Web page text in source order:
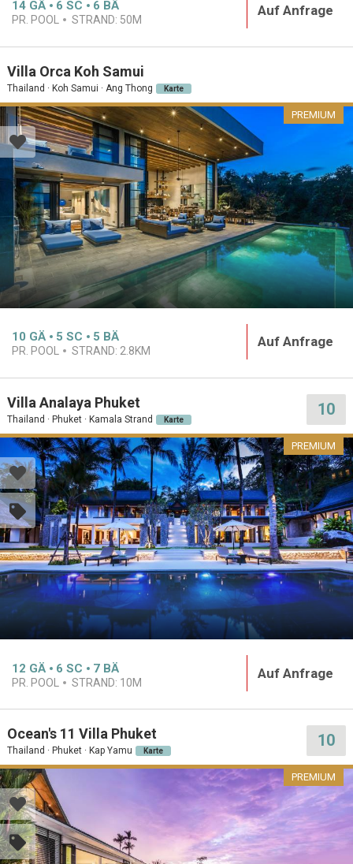
14 GÄ 6 SC 6 BÄ
PR. POOL STRAND: 50M
Auf Anfrage
Villa Orca Koh Samui
Thailand · Koh Samui · Ang Thong Karte
PREMIUM
10 GÄ 5 SC 5 BÄ
PR. POOL STRAND: 2.8KM
Auf Anfrage
Villa Analaya Phuket
Thailand · Phuket · Kamala Strand Karte
10
PREMIUM
12 GÄ 6 SC 7 BÄ
PR. POOL STRAND: 10M
Auf Anfrage
Ocean's 11 Villa Phuket
Thailand · Phuket · Kap Yamu Karte
10
PREMIUM